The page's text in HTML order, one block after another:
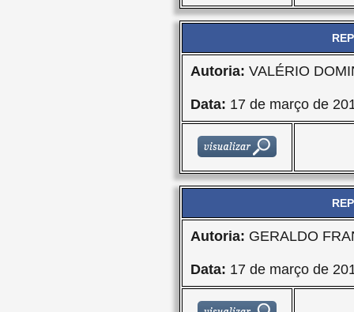
Autoria: VALÉRIO
Data: 17 de março de
Autoria: GERALDO
Data: 17 de março de